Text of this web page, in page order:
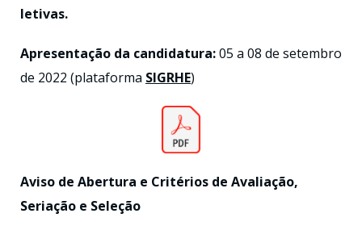
letivas.
Apresentação da candidatura:05 a 08 de setembro
de 2022 (plataforma SIGRHE)
Aviso de Abertura e Critérios de Avaliação,
Seriação e Seleção